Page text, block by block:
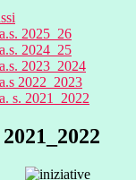
2025_26
2024_25
2023_2024
2022_2023
s. 2021_2022